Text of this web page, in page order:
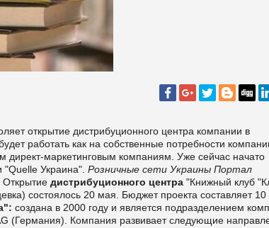
открытие дистрибуционного центра компании в
работать как на собственные потребности
директ-маркетинговым компаниям. Уже сейчас начато
"Quelle Украина". Розничные сети Украины Портал
Открытие дистрибуционного центра "Книжный клуб
состоялось 20 мая. Бюджет проекта составляет 10
создана в 2000 году и является подразделением
(Германия). Компания развивает следующие